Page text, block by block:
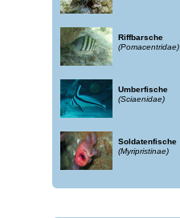
Riffbarsche
(Pomacentridae)
Umberfische
(Sciaenidae)
Soldatenfische
(Myripristinae)